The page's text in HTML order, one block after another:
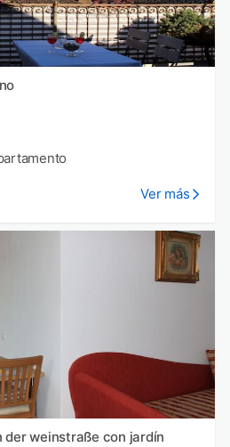
Ver más
der weinstraße con jardín